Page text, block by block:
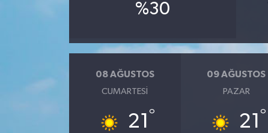
%30
08 AĞUSTOS
CUMARTESI
21 °
09 AĞUSTOS
PAZAR
21 °